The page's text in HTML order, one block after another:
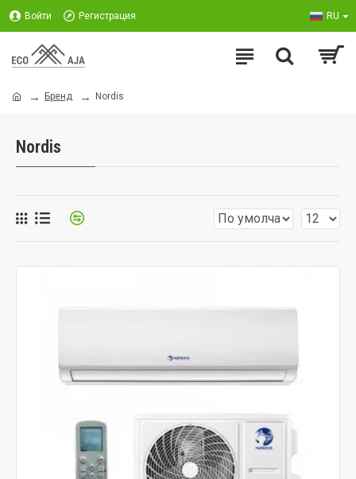
Войти Регистрация RU
Бренд Nordis
Nordis